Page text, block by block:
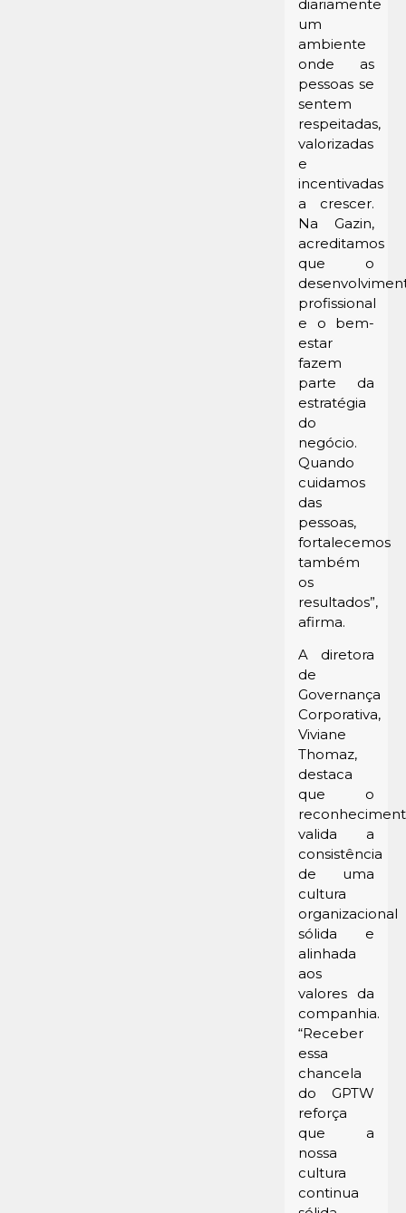
diariamente
um
ambiente
onde as
pessoas se
sentem
respeitadas,
valorizadas
e
incentivadas
a crescer.
Na Gazin,
acreditamos
que o
profissional
e o bem-
estar
fazem
parte da
estratégia
do
negócio.
Quando
cuidamos
das
pessoas,
fortalecemos
também
os
resultados”,
afirma.
A diretora
de
Governança
Corporativa,
Viviane
Thomaz,
destaca
que o
valida a
consistência
de uma
cultura
organizacional
sólida e
alinhada
aos
valores da
companhia.
“Receber
essa
chancela
do GPTW
reforça
que a
nossa
cultura
continua